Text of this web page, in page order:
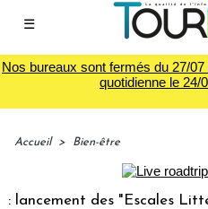
☰
Nos bureaux sont fermés du 27/
quotidienne le 24/
Accueil > Bien-être
des "Escales